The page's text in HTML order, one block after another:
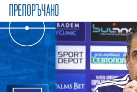
ПРЕПОРЪЧАНО